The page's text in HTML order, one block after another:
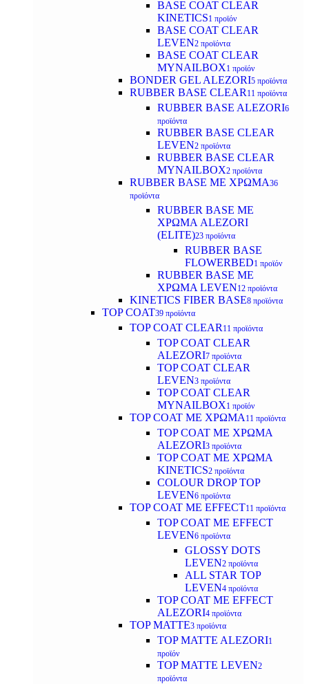
BASE COAT CLEAR
KINETICS1 προϊόν
BASE COAT CLEAR
LEVEN2 προϊόντα
BASE COAT CLEAR
MYNAILBOX1 προϊόν
BONDER GEL ALEZORI5 προϊόντα
RUBBER BASE CLEAR 11 προϊόντα
RUBBER BASE ALEZORI6
προϊόντα
RUBBER BASE CLEAR
LEVEN2 προϊόντα
RUBBER BASE CLEAR
MYNAILBOX2 προϊόντα
RUBBER BASE ΜΕ ΧΡΩΜΑ36
προϊόντα
RUBBER BASE ΜΕ
ΧΡΩΜΑ ALEZORI
(ELITE)23 προϊόντα
RUBBER BASE
FLOWERBED1 προϊόν
RUBBER BASE ΜΕ
ΧΡΩΜΑ LEVEN12 προϊόντα
KINETICS FIBER BASE8 προϊόντα
TOP COAT39 προϊόντα
TOP COAT CLEAR 11 προϊόντα
TOP COAT CLEAR
ALEZORI7 προϊόντα
TOP COAT CLEAR
LEVEN3 προϊόντα
TOP COAT CLEAR
MYNAILBOX1 προϊόν
TOP COAT ΜΕ ΧΡΩΜΑ 11 προϊόντα
TOP COAT ΜΕ ΧΡΩΜΑ
ALEZORI3 προϊόντα
TOP COAT ΜΕ ΧΡΩΜΑ
KINETICS2 προϊόντα
COLOUR DROP TOP
LEVEN6 προϊόντα
TOP COAT ΜΕ EFFECT11 προϊόντα
TOP COAT ME EFFECT
LEVEN6 προϊόντα
GLOSSY DOTS
LEVEN2 προϊόντα
ALL STAR TOP
LEVEN4 προϊόντα
TOP COAT ME EFFECT
ALEZORI4 προϊόντα
TOP MATTE3 προϊόντα
TOP MATTE ALEZORI1
προϊόν
TOP MATTE LEVEN2
προϊόντα